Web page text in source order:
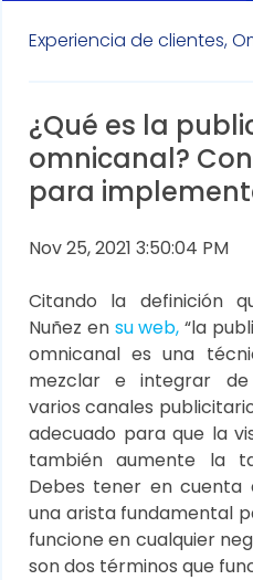
Experiencia de clientes,
¿Qué es la
omnicanal?
para
Nov 25, 2021 3:50:04 PM
Citando la definición
Nuñez en su web, “la
omnicanal es una
mezclar e integrar
varios canales
adecuado para que la
también aumente la
Debes tener en cuenta
una arista fundamental
funcione en cualquier
son dos términos que